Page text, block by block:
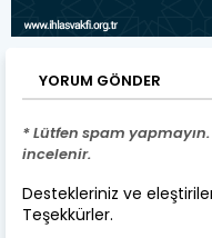
YORUM GÖNDER
* Lütfen spam
incelenir.
Destekleriniz ve
Teşekkürler.